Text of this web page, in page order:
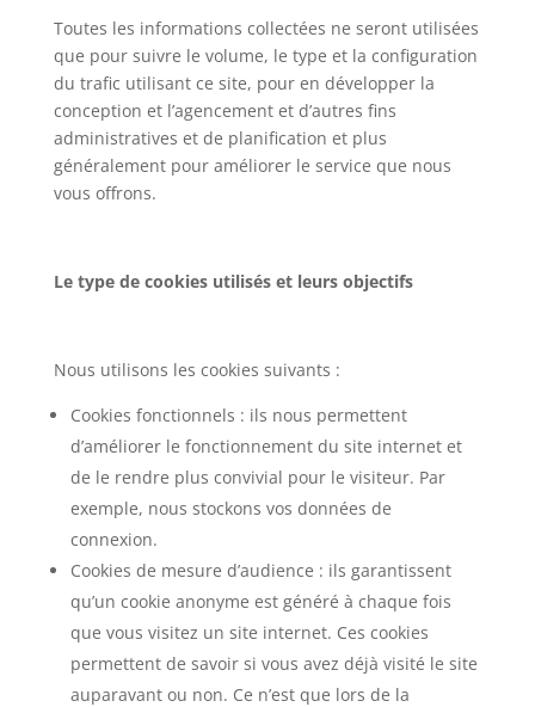
Toutes les informations collectées ne seront utilisées
que pour suivre le volume, le type et la configuration
du trafic utilisant ce site, pour en développer la
conception et l’agencement et d’autres fins
administratives et de planification et plus
généralement pour améliorer le service que nous
vous offrons.
Le type de cookies utilisés et leurs objectifs
Nous utilisons les cookies suivants :
Cookies fonctionnels : ils nous permettent
d’améliorer le fonctionnement du site internet et
de le rendre plus convivial pour le visiteur. Par
exemple, nous stockons vos données de
connexion.
Cookies de mesure d’audience : ils garantissent
qu’un cookie anonyme est généré à chaque fois
que vous visitez un site internet. Ces cookies
permettent de savoir si vous avez déjà visité le site
auparavant ou non. Ce n’est que lors de la